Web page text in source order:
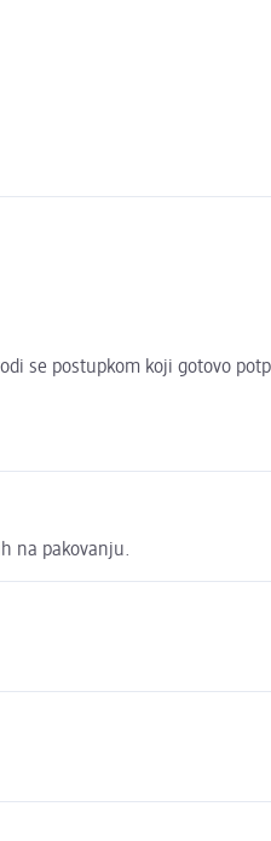
se postupkom koji gotovo
na pakovanju.